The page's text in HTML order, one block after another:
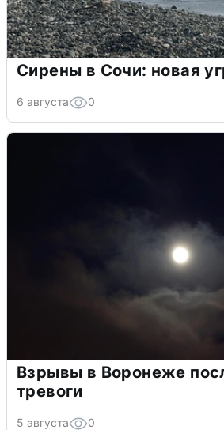
Сирены в Сочи: новая
6 августа 0
Взрывы в Воронеже
тревоги
5 августа 0